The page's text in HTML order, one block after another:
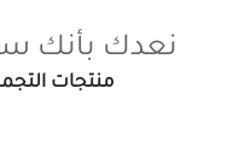
نعدك بأنك
منتجات